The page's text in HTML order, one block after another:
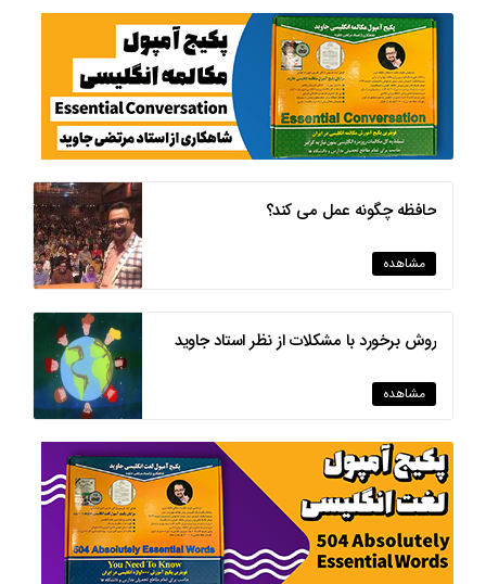
حافظه چگونه عمل می کند؟
مشاهده
روش برخورد با مشکلات از نظر استاد جاوید
مشاهده